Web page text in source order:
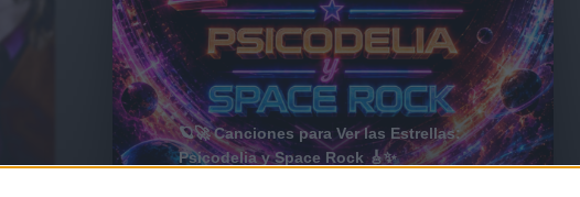
🪐🚀 Canciones para Ver las Estrellas:
Psicodelia y Space Rock 🎸✨